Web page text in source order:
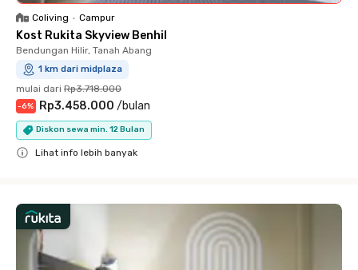
Coliving • Campur
Kost Rukita Skyview Benhil
Bendungan Hilir, Tanah Abang
1 km dari midplaza
mulai dari Rp3.718.000
-6% Rp3.458.000 /bulan
Diskon sewa min. 12 Bulan
Lihat info lebih banyak